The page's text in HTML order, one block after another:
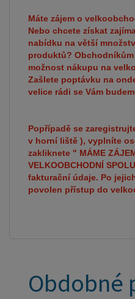
Máte zájem o
Nebo chcete získat
nabídku na větší
produktů?
možnost nákupu na
Zašlete poptávku na
velice rádi se Vám
Popřípadě se
v horní liště ), vyplníte
zakliknete " MÁME
VELKOOBCHODNÍ
fakturační údaje. Po
povolen přístup do
Obdobné